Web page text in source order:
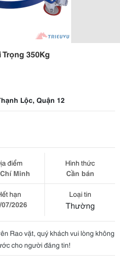
350Kg
Lộc, Quận 12
điểm
Minh
Hình thức
Cần bán
hạn
07/2026
Loại tin
Thường
Rao vặt, quý khách vui lòng không
cho người đăng tin!